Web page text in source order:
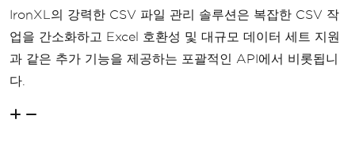
IronXL의 강력한 CSV 파일 관리 솔루션은 복잡한 CSV 작
업을 간소화하고 Excel 호환성 및 대규모 데이터 세트 지원
과 같은 추가 기능을 제공하는 포괄적인 API에서 비롯됩니
다.